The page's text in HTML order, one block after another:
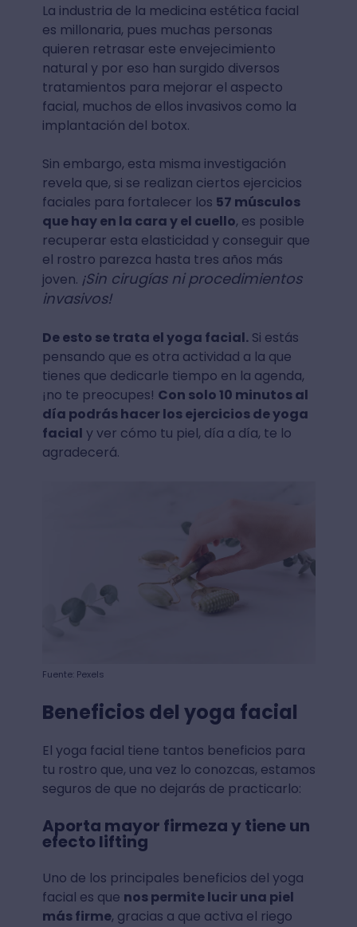
La industria de la medicina estética facial
es millonaria, pues muchas personas
quieren retrasar este envejecimiento
natural y por eso han surgido diversos
tratamientos para mejorar el aspecto
facial, muchos de ellos invasivos como la
implantación del botox.
Sin embargo, esta misma investigación
revela que, si se realizan ciertos ejercicios
faciales para fortalecer los 57 músculos
que hay en la cara y el cuello, es posible
recuperar esta elasticidad y conseguir que
el rostro parezca hasta tres años más
joven. ¡Sin cirugías ni procedimientos
invasivos!
De esto se trata el yoga facial.Si estás
pensando que es otra actividad a la que
tienes que dedicarle tiempo en la agenda,
¡no te preocupes! Con solo 10 minutos al
día podrás hacer los ejercicios de yoga
facial y ver cómo tu piel, día a día, te lo
agradecerá.
Fuente: Pexels
Beneficios del yoga facial
El yoga facial tiene tantos beneficios para
tu rostro que, una vez lo conozcas, estamos
seguros de que no dejarás de practicarlo:
Aporta mayor firmeza y tiene un
efecto lifting
Uno de los principales beneficios del yoga
facial es que nos permite lucir una piel
más firme, gracias a que activa el riego